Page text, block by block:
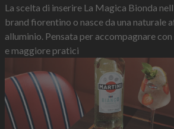
La scelta di inserire La Magica Bionda
brand fiorentino o nasce da una naturale
alluminio. Pensata per accompagnare
e maggiore pratici